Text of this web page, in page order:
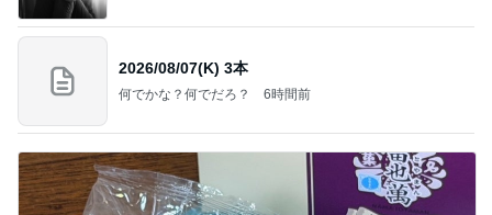
2026/08/07(K) 3本
何でかな？何でだろ？ 6時間前